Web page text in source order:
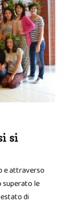
si
e attraverso
superato le
di